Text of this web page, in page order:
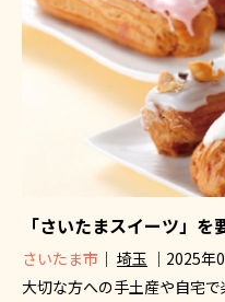
「さいたまスイーツ」を
さいたま市 ｜ 埼玉 ｜2025年
大切な方への手土産や自宅